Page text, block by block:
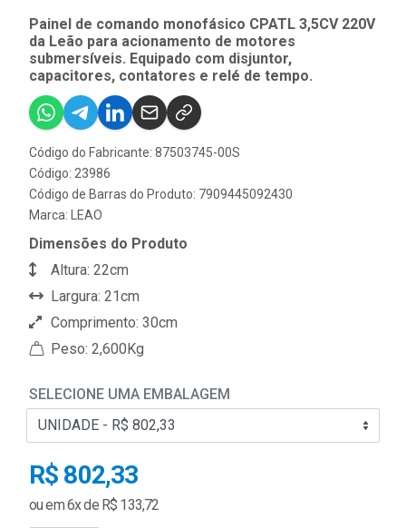
Painel de comando monofásico CPATL 3,5CV 220V
da Leão para acionamento de motores
submersíveis. Equipado com disjuntor,
capacitores, contatores e relé de tempo.
Código do Fabricante: 87503745-00S
Código: 23986
Código de Barras do Produto: 7909445092430
Marca: LEAO
Dimensões do Produto
Altura: 22cm
Largura: 21cm
Comprimento: 30cm
Peso: 2,600Kg
SELECIONE UMA EMBALAGEM
R$ 802,33
ou em 6x de R$ 133,72